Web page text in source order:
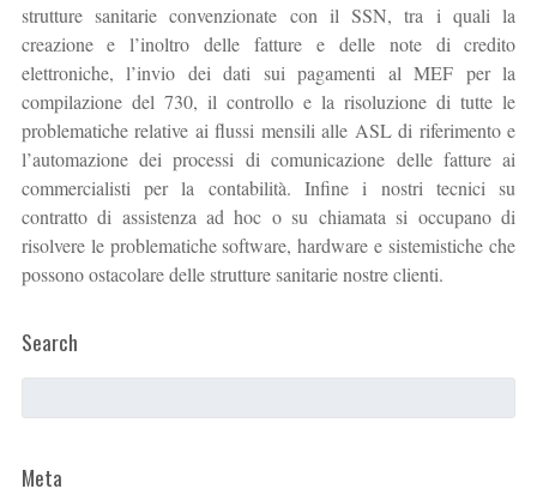
strutture sanitarie convenzionate con il SSN, tra i quali la
creazione e l’inoltro delle fatture e delle note di credito
elettroniche, l’invio dei dati sui pagamenti al MEF per la
compilazione del 730, il controllo e la risoluzione di tutte le
problematiche relative ai flussi mensili alle ASL di riferimento e
l’automazione dei processi di comunicazione delle fatture ai
commercialisti per la contabilità. Infine i nostri tecnici su
contratto di assistenza ad hoc o su chiamata si occupano di
risolvere le problematiche software, hardware e sistemistiche che
possono ostacolare delle strutture sanitarie nostre clienti.
Search
Meta